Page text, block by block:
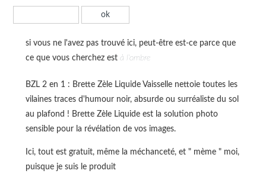
si vous ne l'avez pas trouvé ici, peut-être est-ce parce que
ce que vous cherchez est à l'ombre
BZL 2 en 1 : Brette Zèle Liquide Vaisselle nettoie toutes les
vilaines traces d'humour noir, absurde ou surréaliste du sol
au plafond ! Brette Zèle Liquide est la solution photo
sensible pour la révélation de vos images.
Ici, tout est gratuit, même la méchanceté, et " mème " moi,
puisque je suis le produit